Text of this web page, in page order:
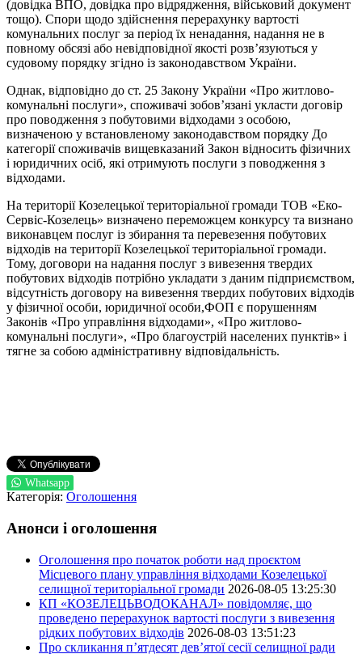
(довідка ВПО, довідка про відрядження, військовий документ
тощо). Спори щодо здійснення перерахунку вартості
комунальних послуг за період їх ненадання, надання не в
повному обсязі або невідповідної якості розв’язуються у
судовому порядку згідно із законодавством України.
Однак, відповідно до ст. 25 Закону України «Про житлово-
комунальні послуги», споживачі зобов’язані укласти договір
про поводження з побутовими відходами з особою,
визначеною у встановленому законодавством порядку До
категорії споживачів вищевказаний Закон відносить фізичних
і юридичних осіб, які отримують послуги з поводження з
відходами.
На території Козелецької територіальної громади ТОВ «Еко-
Сервіс-Козелець» визначено переможцем конкурсу та визнано
виконавцем послуг із збирання та перевезення побутових
відходів на території Козелецької територіальної громади.
Тому, договори на надання послуг з вивезення твердих
побутових відходів потрібно укладати з даним підприємством,
відсутність договору на вивезення твердих побутових відходів
у фізичної особи, юридичної особи,ФОП є порушенням
Законів «Про управління відходами», «Про житлово-
комунальні послуги», «Про благоустрій населених пунктів» і
тягне за собою адміністративну відповідальність.
Whatsapp
Категорія: Оголошення
Анонси і оголошення
Оголошення про початок роботи над проєктом
Місцевого плану управління відходами Козелецької
селищної територіальної громади 2026-08-05 13:25:30
КП «КОЗЕЛЕЦЬВОДОКАНАЛ» повідомляє, що
проведено перерахунок вартості послуги з вивезення
рідких побутових відходів 2026-08-03 13:51:23
Про скликання п’ятдесят дев’ятої сесії селищної ради